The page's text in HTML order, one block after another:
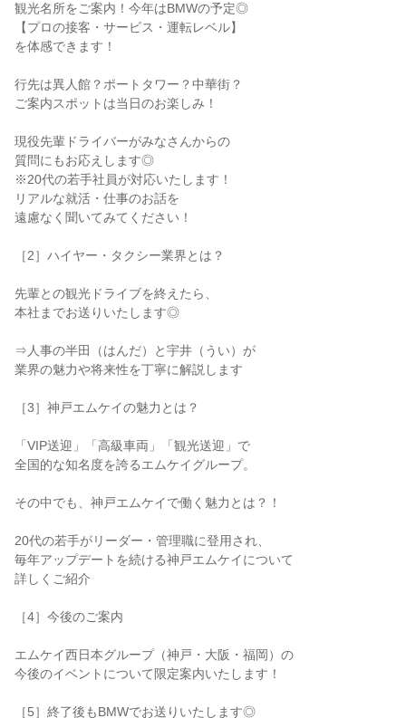
観光名所をご案内！今年はBMWの予定◎
【プロの接客・サービス・運転レベル】
を体感できます！
行先は異人館？ポートタワー？中華街？
ご案内スポットは当日のお楽しみ！
現役先輩ドライバーがみなさんからの
質問にもお応えします◎
※20代の若手社員が対応いたします！
リアルな就活・仕事のお話を
遠慮なく聞いてみてください！
［2］ハイヤー・タクシー業界とは？
先輩との観光ドライブを終えたら、
本社までお送りいたします◎
⇒人事の半田（はんだ）と宇井（うい）が
業界の魅力や将来性を丁寧に解説します
［3］神戸エムケイの魅力とは？
「VIP送迎」「高級車両」「観光送迎」で
全国的な知名度を誇るエムケイグループ。
その中でも、神戸エムケイで働く魅力とは？！
20代の若手がリーダー・管理職に登用され、
毎年アップデートを続ける神戸エムケイについて
詳しくご紹介
［4］今後のご案内
エムケイ西日本グループ（神戸・大阪・福岡）の
今後のイベントについて限定案内いたします！
［5］終了後もBMWでお送りいたします◎